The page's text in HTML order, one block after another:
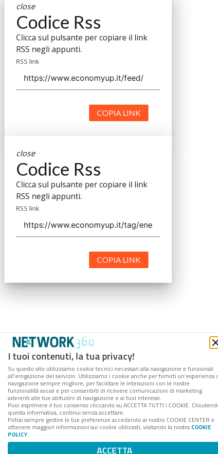
I tuoi contenuti, la tua privacy!
Su questo sito utilizziamo cookie tecnici necessari alla navigazione e funzionali
all’erogazione del servizio. Utilizziamo i cookie anche per fornirti un’esperienza
navigazione sempre migliore, per facilitare le interazioni con le nostre
funzionalità social e per consentirti di ricevere comunicazioni di marketing
aderenti alle tue abitudini di navigazione e ai tuoi interessi.
Puoi esprimere il tuo consenso cliccando su ACCETTA TUTTI I COOKIE.
questa informativa, continui senza accettare.
Potrai sempre gestire le tue preferenze accedendo al nostro COOKIE CENTER e
ottenere maggiori informazioni sui cookie utilizzati, visitando la nostra COOKIE
POLICY.
ACCETTA
close
Codice Rss
Clicca sul pulsante per copiare il link
RSS negli appunti.
RSS link
COPIA LINK
close
Codice Rss
Clicca sul pulsante per copiare il link
RSS negli appunti.
RSS link
COPIA LINK